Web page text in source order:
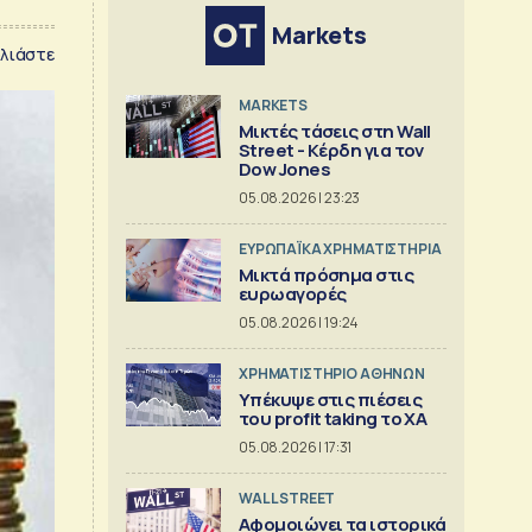
Markets
MARKETS
Μικτές τάσεις στη Wall
Street - Κέρδη για τον
Dow Jones
05.08.2026 | 23:23
ΕΥΡΩΠΑΪΚΑ ΧΡΗΜΑΤΙΣΤΗΡΙΑ
Μικτά πρόσημα στις
ευρωαγορές
05.08.2026 | 19:24
XΡΗΜΑΤΙΣΤΗΡΙΟ ΑΘΗΝΩΝ
Υπέκυψε στις πιέσεις
του profit taking το ΧΑ
05.08.2026 | 17:31
WALL STREET
Αφομοιώνει τα ιστορικά